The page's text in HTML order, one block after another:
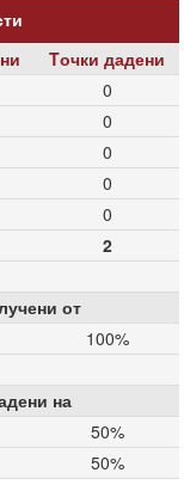
Tочки дадени
0
0
0
0
0
2
от
100%
на
50%
50%